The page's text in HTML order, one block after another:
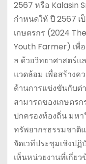
2567 หรือ Kalasin
กำหนดให้ ปี 2567 เ
เกษตรกร (2024
Youth Farmer) เพื่
ล ด้วยวิทยาศาสตร์แ
แวดล้อม เพื่อสร้างค
ด้านการแข่งขันกับต่
สามารถของเกษตร
ปกครองท้องถิ่น มห
ทรัพยากรธรรมชาติ
จัดเวทีประชุมเชิงป
เห็นหน่วยงานที่เกี่ยว